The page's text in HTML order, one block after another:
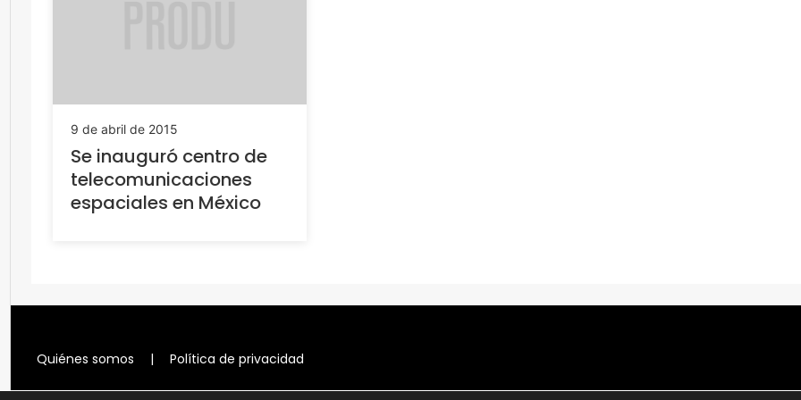
9 de abril de 2015
Se inauguró centro de
telecomunicaciones
espaciales en México
Quiénes somos | Política de privacidad